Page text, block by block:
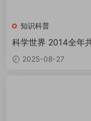
知识科普
科学世界 2014全年
F
2025-08-27